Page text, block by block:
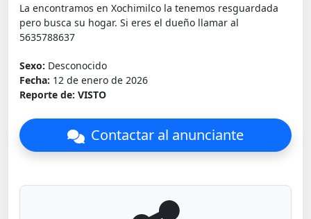
La encontramos en Xochimilco la tenemos resguardada
pero busca su hogar. Si eres el dueño llamar al
5635788637
Sexo: Desconocido
Fecha: 12 de enero de 2026
Reporte de: VISTO
Contactar al anunciante